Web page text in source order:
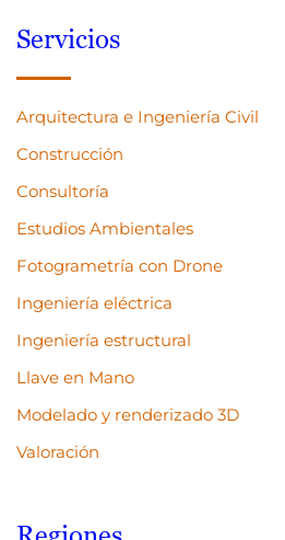
Servicios
Arquitectura e Ingeniería Civil
Construcción
Consultoría
Estudios Ambientales
Fotogrametría con Drone
Ingeniería eléctrica
Ingeniería estructural
Llave en Mano
Modelado y renderizado 3D
Valoración